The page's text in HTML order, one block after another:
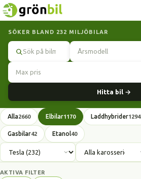
SÖKER BLAND 232 MILJÖBILAR
Hitta bil →
Alla2660 Elbilar1170 Laddhybrider1294
Gasbilar42 Etanol40
AKTIVA FILTER